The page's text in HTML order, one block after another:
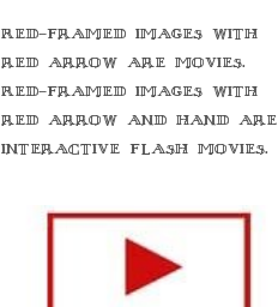
Red-framed images with
red arrow are movies.
Red-framed images with
red arrow and hand are
interactive flash movies.